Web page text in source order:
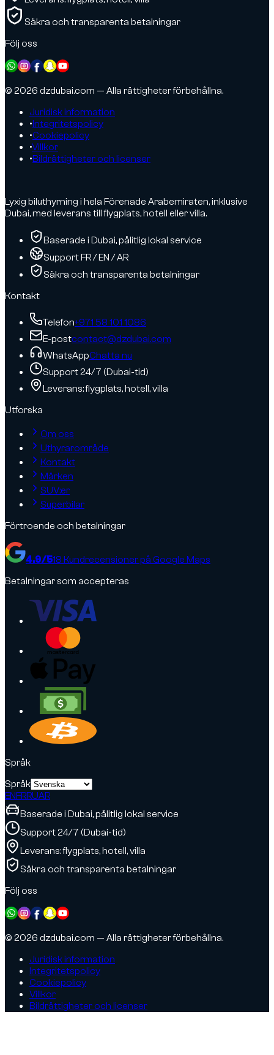
Säkra och transparenta betalningar
Följ oss
© 2026 dzdubai.com — Alla rättigheter förbehållna.
Juridisk information
•Integritetspolicy
•Cookiepolicy
•Villkor
•Bildrättigheter och licenser
Lyxig biluthyrning i hela Förenade Arabemiraten, inklusive
Dubai, med leverans till flygplats, hotell eller villa.
Baserade i Dubai, pålitlig lokal service
Support FR / EN / AR
Säkra och transparenta betalningar
Kontakt
Telefon+971 58 101 1086
E-postcontact@dzdubai.com
WhatsAppChatta nu
Support 24/7 (Dubai-tid)
Leverans: flygplats, hotell, villa
Utforska
Om oss
Uthyrarområde
Kontakt
Märken
SUV:er
Superbilar
Förtroende och betalningar
4.9/518 Kundrecensioner på Google Maps
Betalningar som accepteras
Språk
Språk
ENFRRUAR
Baserade i Dubai, pålitlig lokal service
Support 24/7 (Dubai-tid)
Leverans: flygplats, hotell, villa
Säkra och transparenta betalningar
Följ oss
© 2026 dzdubai.com — Alla rättigheter förbehållna.
Juridisk information
Integritetspolicy
Cookiepolicy
Villkor
Bildrättigheter och licenser